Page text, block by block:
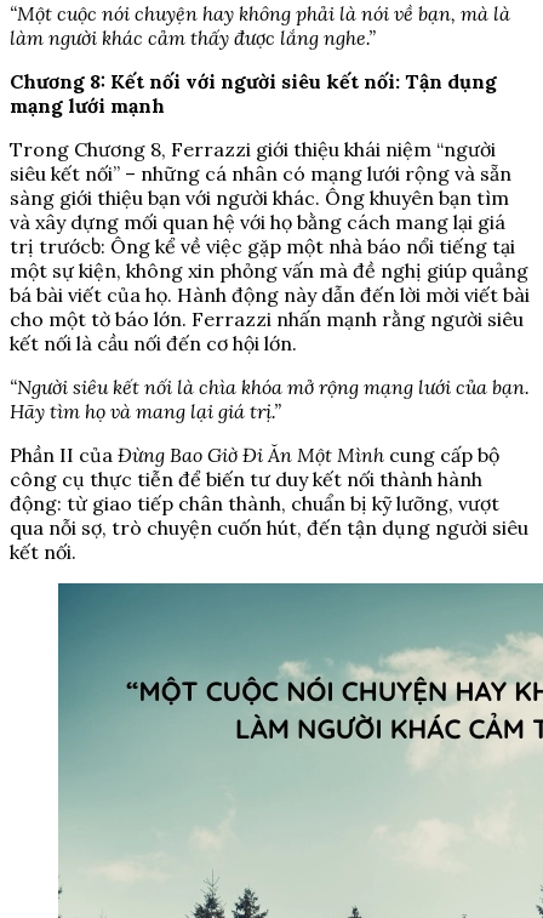
“Một cuộc nói chuyện hay không phải là nói về bạn, mà là
làm người khác cảm thấy được lắng nghe.”
Chương 8: Kết nối với người siêu kết nối: Tận dụng
mạng lưới mạnh
Trong Chương 8, Ferrazzi giới thiệu khái niệm “người
siêu kết nối” – những cá nhân có mạng lưới rộng và sẵn
sàng giới thiệu bạn với người khác. Ông khuyên bạn tìm
và xây dựng mối quan hệ với họ bằng cách mang lại giá
trị trướcხ: Ông kể về việc gặp một nhà báo nổi tiếng tại
một sự kiện, không xin phỏng vấn mà đề nghị giúp quảng
bá bài viết của họ. Hành động này dẫn đến lời mời viết bài
cho một tờ báo lớn. Ferrazzi nhấn mạnh rằng người siêu
kết nối là cầu nối đến cơ hội lớn.
“Người siêu kết nối là chìa khóa mở rộng mạng lưới của bạn.
Hãy tìm họ và mang lại giá trị.”
Phần II của Đừng Bao Giờ Đi Ăn Một Mình cung cấp bộ
công cụ thực tiễn để biến tư duy kết nối thành hành
động: từ giao tiếp chân thành, chuẩn bị kỹ lưỡng, vượt
qua nỗi sợ, trò chuyện cuốn hút, đến tận dụng người siêu
kết nối.